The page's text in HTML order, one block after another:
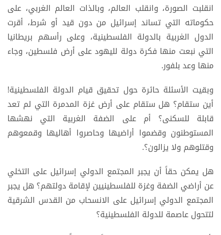
انقلبت الصورة، وانقلب العالم، وبالذات العالم الغربي، على
حكوماته التي تساند إسرائيل من دون قيد أو شرط، أقرت
الدول الغربية بالدولة الفلسطينية، وعلى رأسهم بريطانيا
التي نبعت منها فكرة دولة لليهود على أرض فلسطين، وجاء
منها وعد بلفور.
وبقيت الأسئلة حائرة حول تحقيق قيام الدولة الفلسطينية!
أين ستقام؟ هل ستقام على أرض غزة المدمرة التي لم تعد
قابلة للسكنى؟ أم على الضفة الغربية التي نهشها
المستوطنون وقضموا أراضيها وحاصروا أهاليها وقمعوهم
وقتلوهم ولا يزالون؟.
هل يمكن حقاً أن يجبر المجتمع الدولي إسرائيل على التخلي
عن أراضي الضفة وغزة للفلسطينيين لإقامة دولتهم؟ هل يجبر
المجتمع الدولي إسرائيل على الانسحاب من القدس الشرقية
لتتحول عاصمة للدولة الفلسطينية؟